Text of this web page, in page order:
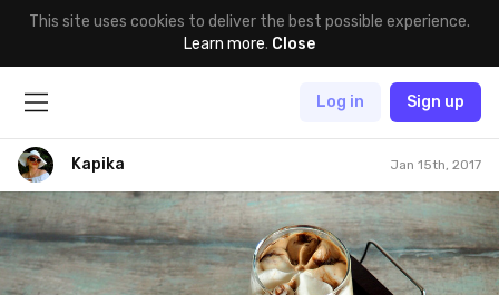
This site uses cookies to deliver the best possible experience.
Learn more. Close
Log in Sign up
Kapika Jan 15th, 2017